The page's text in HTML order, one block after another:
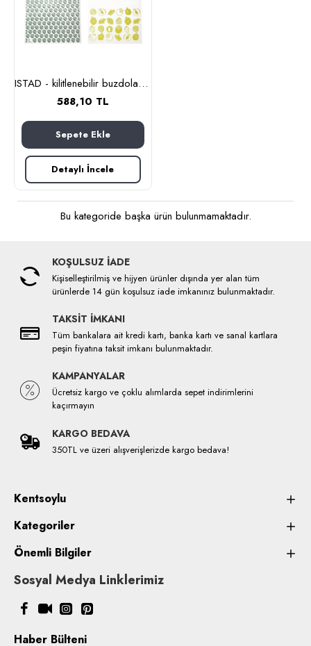
ISTAD - kilitlenebilir buzdolabı poşeti, 6 lt ve 4,5 lt (yeşil)
588,10 TL
Sepete Ekle
Detaylı İncele
Bu kategoride başka ürün bulunmamaktadır.
KOŞULSUZ İADE
Kişiselleştirilmiş ve hijyen ürünler dışında yer alan tüm
ürünlerde 14 gün koşulsuz iade imkanınız bulunmaktadır.
TAKSİT İMKANI
Tüm bankalara ait kredi kartı, banka kartı ve sanal kartlara
peşin fiyatına taksit imkanı bulunmaktadır.
KAMPANYALAR
Ücretsiz kargo ve çoklu alımlarda sepet indirimlerini
kaçırmayın
KARGO BEDAVA
350TL ve üzeri alışverişlerizde kargo bedava!
Kentsoylu
Kategoriler
Önemli Bilgiler
Sosyal Medya Linklerimiz
Haber Bülteni